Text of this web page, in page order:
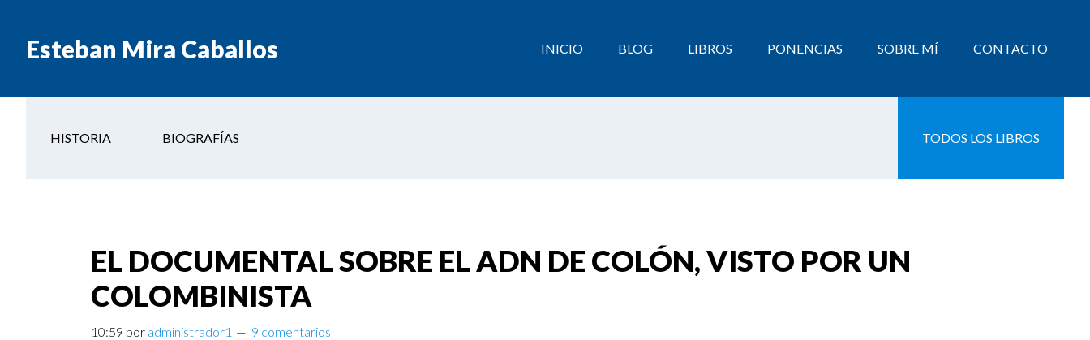
Esteban Mira Caballos INICIO BLOG LIBROS PONENCIAS SOBRE MÍ CONTACTO
HISTORIA BIOGRAFÍAS TODOS LOS LIBROS
EL DOCUMENTAL SOBRE EL ADN DE COLÓN, VISTO POR UN
COLOMBINISTA
10:59 por administrador1 9 comentarios